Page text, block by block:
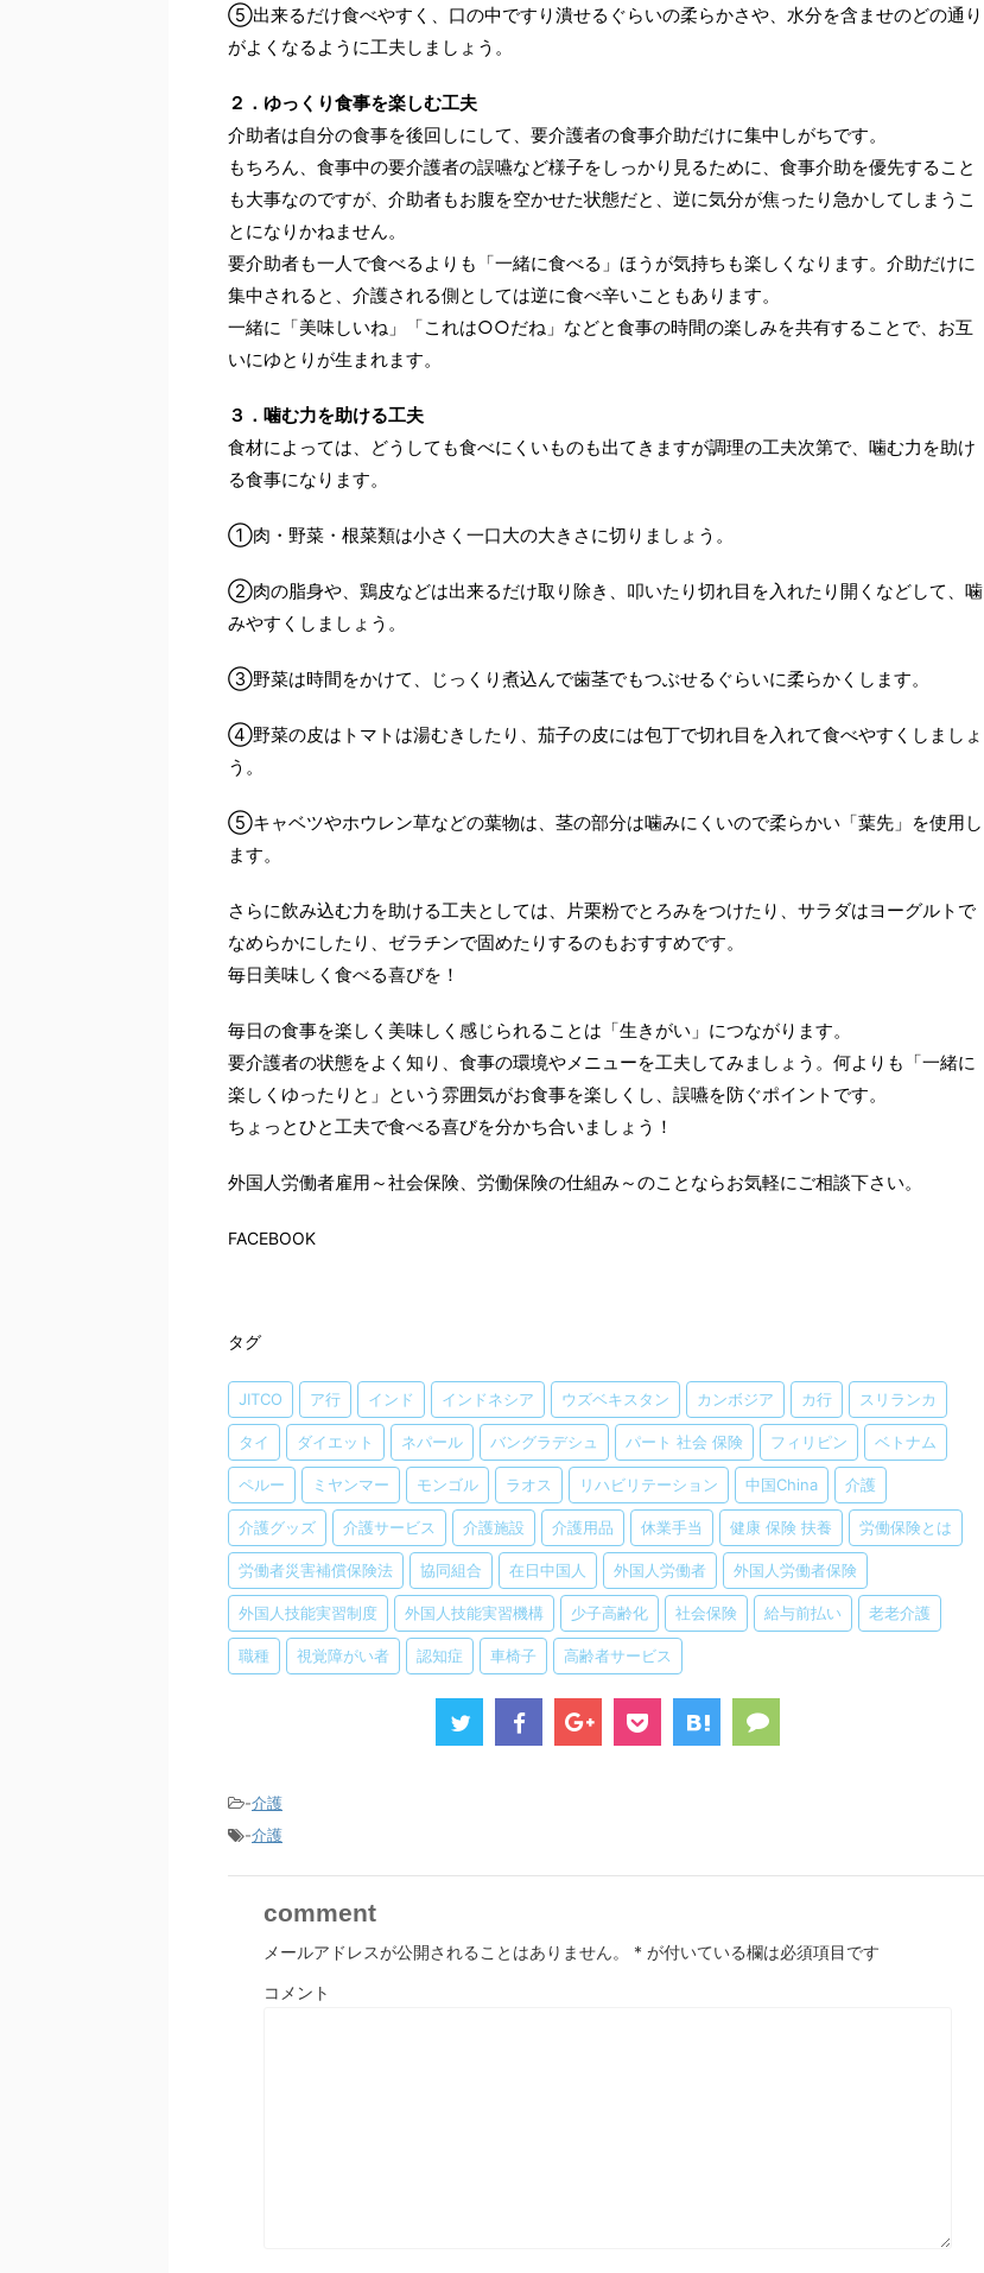
⑤出来るだけ食べやすく、口の中ですり潰せるぐらいの柔らかさや、水分を含ませのどの通り
がよくなるように工夫しましょう。
２．ゆっくり食事を楽しむ工夫
介助者は自分の食事を後回しにして、要介護者の食事介助だけに集中しがちです。
もちろん、食事中の要介護者の誤嚥など様子をしっかり見るために、食事介助を優先すること
も大事なのですが、介助者もお腹を空かせた状態だと、逆に気分が焦ったり急かしてしまうこ
とになりかねません。
要介助者も一人で食べるよりも「一緒に食べる」ほうが気持ちも楽しくなります。介助だけに
集中されると、介護される側としては逆に食べ辛いこともあります。
一緒に「美味しいね」「これは○○だね」などと食事の時間の楽しみを共有することで、お互
いにゆとりが生まれます。
３．噛む力を助ける工夫
食材によっては、どうしても食べにくいものも出てきますが調理の工夫次第で、噛む力を助け
る食事になります。
①肉・野菜・根菜類は小さく一口大の大きさに切りましょう。
②肉の脂身や、鶏皮などは出来るだけ取り除き、叩いたり切れ目を入れたり開くなどして、噛
みやすくしましょう。
③野菜は時間をかけて、じっくり煮込んで歯茎でもつぶせるぐらいに柔らかくします。
④野菜の皮はトマトは湯むきしたり、茄子の皮には包丁で切れ目を入れて食べやすくしましょ
う。
⑤キャベツやホウレン草などの葉物は、茎の部分は噛みにくいので柔らかい「葉先」を使用し
ます。
さらに飲み込む力を助ける工夫としては、片栗粉でとろみをつけたり、サラダはヨーグルトで
なめらかにしたり、ゼラチンで固めたりするのもおすすめです。
毎日美味しく食べる喜びを！
毎日の食事を楽しく美味しく感じられることは「生きがい」につながります。
要介護者の状態をよく知り、食事の環境やメニューを工夫してみましょう。何よりも「一緒に
楽しくゆったりと」という雰囲気がお食事を楽しくし、誤嚥を防ぐポイントです。
ちょっとひと工夫で食べる喜びを分かち合いましょう！
外国人労働者雇用～社会保険、労働保険の仕組み～のことならお気軽にご相談下さい。
FACEBOOK
タグ
JITCO ア行 インド インドネシア ウズベキスタン カンボジア カ行 スリランカ
タイ ダイエット ネパール バングラデシュ パート 社会 保険 フィリピン ベトナム
ペルー ミヤンマー モンゴル ラオス リハビリテーション 中国China 介護
介護グッズ 介護サービス 介護施設 介護用品 休業手当 健康 保険 扶養 労働保険とは
労働者災害補償保険法 協同組合 在日中国人 外国人労働者 外国人労働者保険
外国人技能実習制度 外国人技能実習機構 少子高齢化 社会保険 給与前払い 老老介護
職種 視覚障がい者 認知症 車椅子 高齢者サービス
-介護
-介護
comment
メールアドレスが公開されることはありません。 * が付いている欄は必須項目です
コメント